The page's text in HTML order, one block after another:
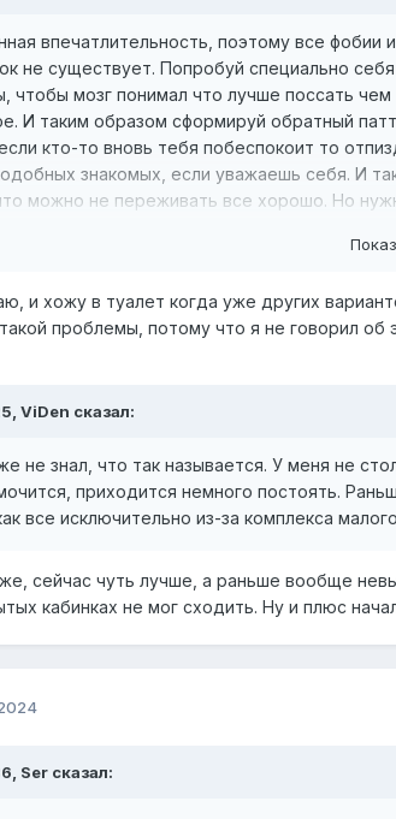
впечатлительность, поэтому все
не существует. Попробуй специально
чтобы мозг понимал что лучше поссать
И таким образом сформируй обратный
кто-то вновь тебя побеспокоит то
знакомых, если уважаешь себя. И
можно не переживать все хорошо. Но
и хожу в туалет когда уже других
проблемы, потому что я не говорил
ViDen сказал:
не знал, что так называется. У меня не
приходится немного постоять.
все исключительно из-за комплекса
сейчас чуть лучше, а раньше вообще
кабинках не мог сходить. Ну и плюс
Ser сказал: